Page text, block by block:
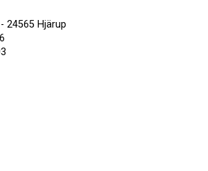
24565 Hjärup